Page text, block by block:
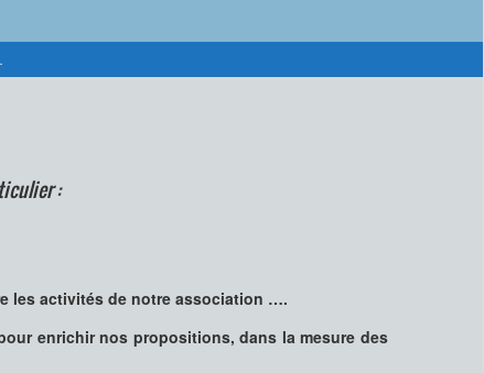
:
les activités de notre association ….
enrichir nos propositions, dans la mesure des